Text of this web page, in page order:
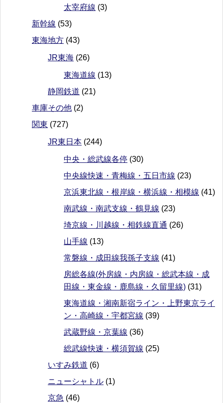
太宰府線 (3)
新幹線 (53)
東海地方 (43)
JR東海 (26)
東海道線 (13)
静岡鉄道 (21)
車庫その他 (2)
関東 (727)
JR東日本 (244)
中央・総武線各停 (30)
中央線快速・青梅線・五日市線 (23)
京浜東北線・根岸線・横浜線・相模線 (41)
南武線・南武支線・鶴見線 (23)
埼京線・川越線・相鉄線直通 (26)
山手線 (13)
常磐線・成田線我孫子支線 (41)
房総各線(外房線・内房線・総武本線・成
田線・東金線・鹿島線・久留里線) (31)
東海道線・湘南新宿ライン・上野東京ライ
ン・高崎線・宇都宮線 (39)
武蔵野線・京葉線 (36)
総武線快速・横須賀線 (25)
いすみ鉄道 (6)
ニューシャトル (1)
京急 (46)